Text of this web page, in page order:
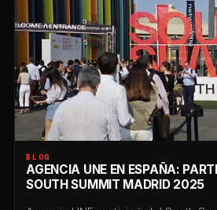
BLOG
AGENCIA UNE EN ESPAÑA:
SOUTH SUMMIT MADRID 2025